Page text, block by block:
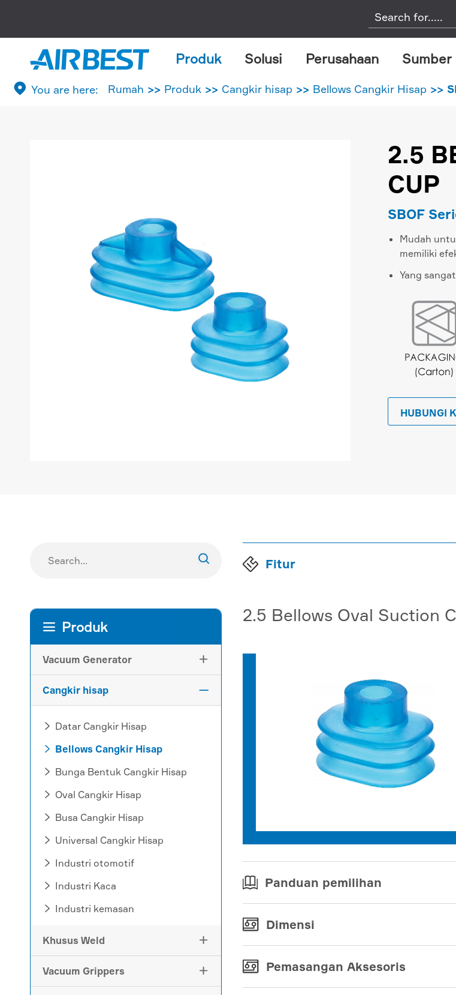
Produk Solusi Perusahaan Sumber
 Rumah Produk Cangkir hisap Bellows Cangkir Hisap
2.5
CUP
SBOF
Mudah
memiliki
Yang
HUBUNGI

 Produk
Vacuum Generator 
Cangkir hisap 
 Datar Cangkir Hisap
 Bellows Cangkir Hisap
 Bunga Bentuk Cangkir Hisap
 Oval Cangkir Hisap
 Busa Cangkir Hisap
 Universal Cangkir Hisap
 Industri otomotif
 Industri Kaca
 Industri kemasan
Khusus Weld 
Vacuum Grippers 
Fitur
2.5 Bellows Oval Suction
Panduan pemilihan
Dimensi
Pemasangan Aksesoris